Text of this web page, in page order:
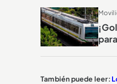
También puede leer: